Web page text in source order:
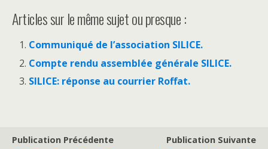
Articles sur le même sujet ou presque :
Communiqué de l’association SILICE.
Compte rendu assemblée générale SILICE.
SILICE: réponse au courrier Roffat.
Publication Précédente
Publication Suivante